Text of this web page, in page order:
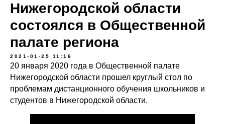
Нижегородской области
состоялся в Общественной
палате региона
2021-01-25 11:16
20 января 2020 года в Общественной палате
Нижегородской области прошел круглый стол по
проблемам дистанционного обучения школьников и
студентов в Нижегородской области.